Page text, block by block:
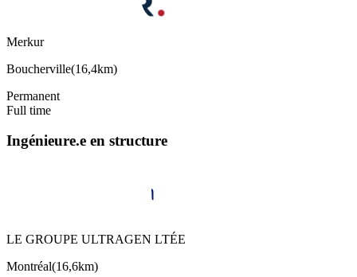
Merkur
Boucherville(16,4km)
Permanent
Full time
Ingénieure.e en structure
LE GROUPE ULTRAGEN LTÉE
Montréal(16,6km)